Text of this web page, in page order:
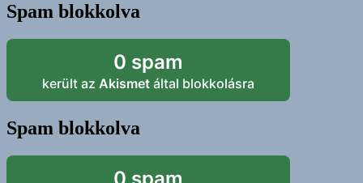
Spam blokkolva
0 spam
került az Akismet által blokkolásra
Spam blokkolva